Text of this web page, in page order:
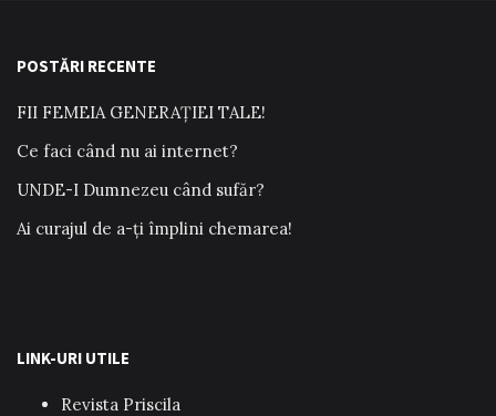
POSTĂRI RECENTE
FII FEMEIA GENERAȚIEI TALE!
Ce faci când nu ai internet?
UNDE-I Dumnezeu când sufăr?
Ai curajul de a-ți împlini chemarea!
LINK-URI UTILE
Revista Priscila